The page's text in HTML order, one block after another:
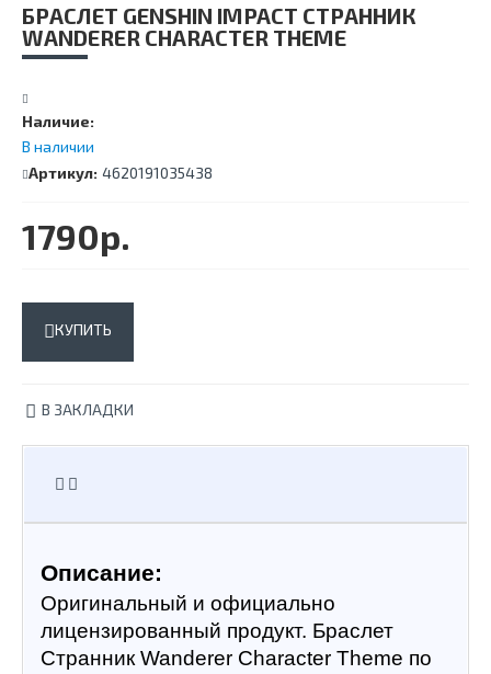
БРАСЛЕТ GENSHIN IMPACT СТРАННИК
WANDERER CHARACTER THEME
Наличие:
В наличии
Артикул: 4620191035438
1790р.
КУПИТЬ
В ЗАКЛАДКИ
Описание:
Оригинальный и официально
лицензированный продукт. Браслет
Странник Wanderer Character Theme по